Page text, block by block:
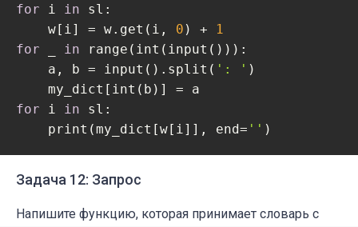
for i in sl:
    w[i] = w.get(i,
0 ) +
1
for
in range(int(input())):
    a, b = input().split(
': ' )
for i in sl:
    print(my_dict[w[i]], end=
'' )
Задача 12: Запрос
Напишите функцию, которая принимает словарь с